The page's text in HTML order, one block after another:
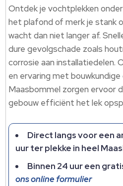
Ontdek je vochtplekken
het plafond of merk je stank
wacht dan niet langer af.
dure gevolgschade zoals
corrosie aan installatiedelen.
en ervaring met
Maasbommel zorgen ervoor
gebouw efficiënt het lek
Direct langs voor een
uur ter plekke in heel
Binnen 24 uur een
ons online formulier